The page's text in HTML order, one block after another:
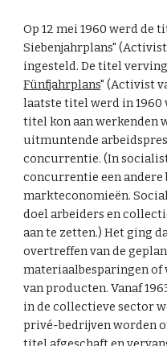
Op 12 mei 1960 werd de
Siebenjahrplans"
ingesteld. De titel
Fünfjahrplans" (Activist
laatste titel werd in 1960
titel kon aan werkenden
uitmuntende
concurrentie. (In
concurrentie een andere
markteconomieën.
doel arbeiders en
aan te zetten.) Het ging
overtreffen van de
materiaalbesparingen
van producten. Vanaf
in de collectieve sector
privé-bedrijven worden